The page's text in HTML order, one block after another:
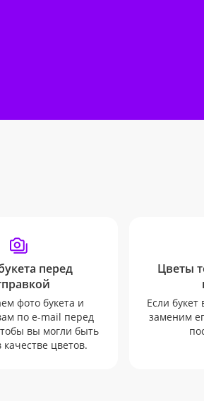
перед
фото букета и
по e-mail перед
вы могли быть
цветов.
Цветы
Если букет
заменим